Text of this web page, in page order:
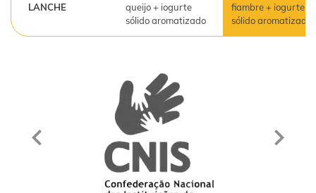
LANCHE
queijo + iogurte
sólido aromatizado
fiambre + iogurte
sólido aromatizado